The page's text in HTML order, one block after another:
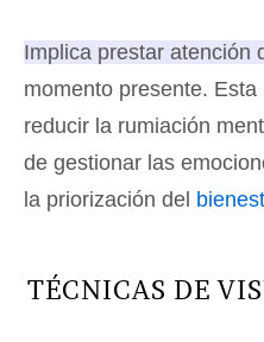
Implica prestar atención
momento presente. Esta
reducir la rumiación
de gestionar las
la priorización del
TÉCNICAS DE